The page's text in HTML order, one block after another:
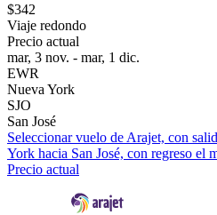
$342
Viaje redondo
Precio actual
mar, 3 nov. - mar, 1 dic.
EWR
Nueva York
SJO
San José
Seleccionar vuelo de Arajet, con
York hacia San José, con regreso el
Precio actual